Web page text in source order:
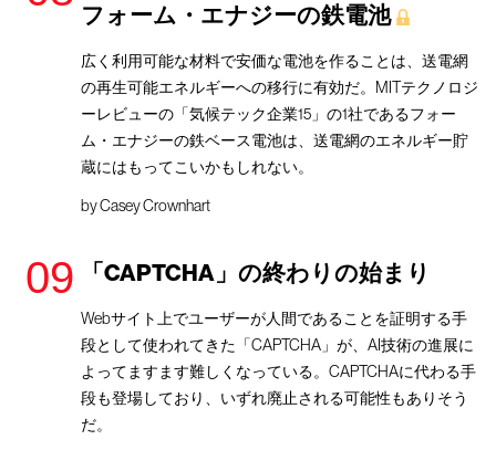
フォーム・エナジーの鉄電池
広く利用可能な材料で安価な電池を作ることは、送電網
の再生可能エネルギーへの移行に有効だ。MITテクノロジ
ーレビューの「気候テック企業15」の1社であるフォー
ム・エナジーの鉄ベース電池は、送電網のエネルギー貯
蔵にはもってこいかもしれない。
byCasey Crownhart
「CAPTCHA」の終わりの始まり
Webサイト上でユーザーが人間であることを証明する手
段として使われてきた「CAPTCHA」が、AI技術の進展に
よってますます難しくなっている。CAPTCHAに代わる手
段も登場しており、いずれ廃止される可能性もありそう
だ。